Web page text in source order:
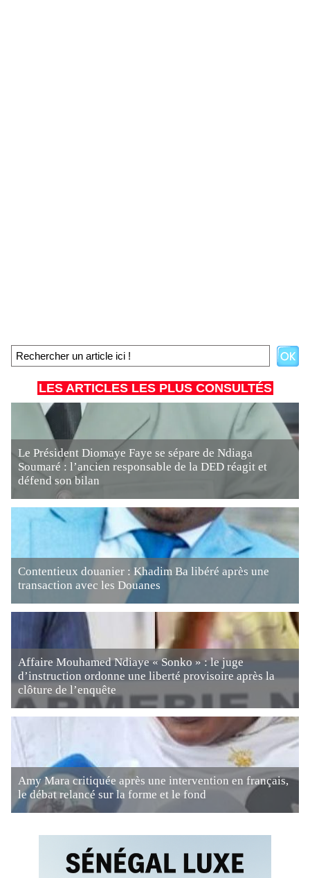
LES ARTICLES LES PLUS CONSULTÉS
Le Président Diomaye Faye se sépare de Ndiaga
Soumaré : l’ancien responsable de la DED réagit et
défend son bilan
Contentieux douanier : Khadim Ba libéré après une
transaction avec les Douanes
Affaire Mouhamed Ndiaye « Sonko » : le juge
d’instruction ordonne une liberté provisoire après la
clôture de l’enquête
Amy Mara critiquée après une intervention en français,
le débat relancé sur la forme et le fond